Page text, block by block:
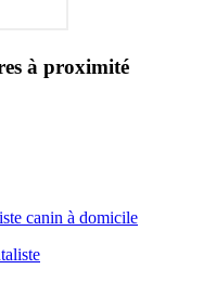
à proximité
canin à domicile